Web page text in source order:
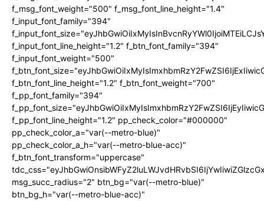
f_msg_font_weight="500" f_msg_font_line_height="1.4"
f_input_font_family="394"
f_input_font_line_height="1.2" f_btn_font_family="394"
f_input_font_weight="500"
f_btn_font_line_height="1.2" f_btn_font_weight="700"
f_pp_font_family="394"
f_pp_font_line_height="1.2" pp_check_color="#000000"
pp_check_color_a="var(--metro-blue)"
pp_check_color_a_h="var(--metro-blue-acc)"
f_btn_font_transform="uppercase"
msg_succ_radius="2" btn_bg="var(--metro-blue)"
btn_bg_h="var(--metro-blue-acc)"